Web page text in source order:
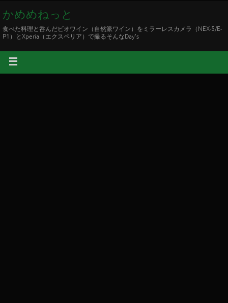
かめめねっと
食べた料理と呑んだビオワイン（自然派ワイン）をミラーレスカメラ（NEX-5/E-
P1）とXperia（エクスペリア）で撮るそんなDay's